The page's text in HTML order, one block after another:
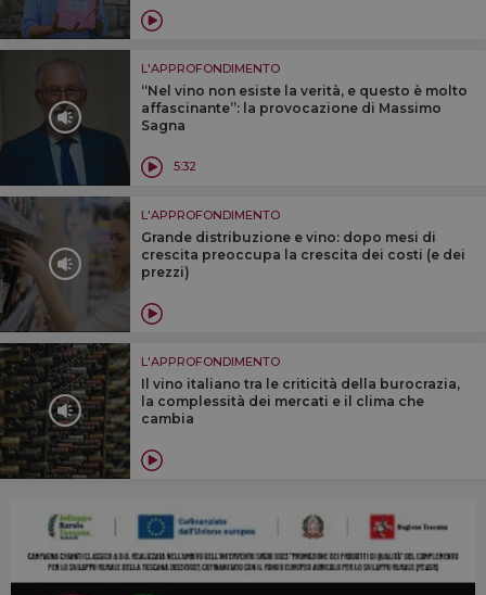
L'APPROFONDIMENTO
“Nel vino non esiste la verità, e questo è molto
affascinante”: la provocazione di Massimo
Sagna
5:32
L'APPROFONDIMENTO
Grande distribuzione e vino: dopo mesi di
crescita preoccupa la crescita dei costi (e dei
prezzi)
L'APPROFONDIMENTO
Il vino italiano tra le criticità della burocrazia,
la complessità dei mercati e il clima che
cambia